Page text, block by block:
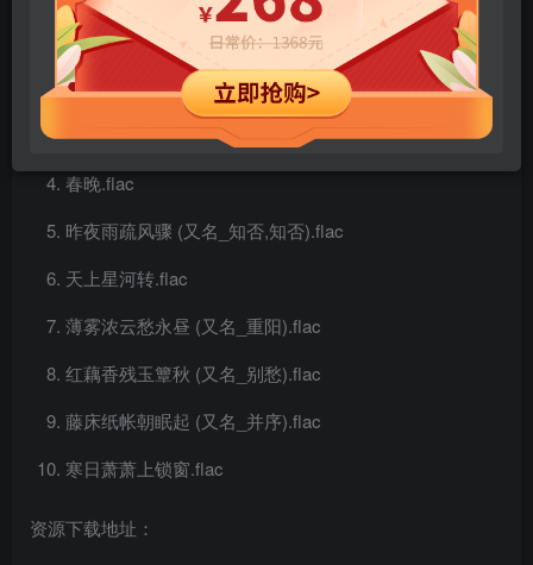
七夕.flac
梅.flac
寻寻觅觅.flac
春晚.flac
昨夜雨疏风骤 (又名_知否,知否).flac
天上星河转.flac
薄雾浓云愁永昼 (又名_重阳).flac
红藕香残玉簟秋 (又名_别愁).flac
藤床纸帐朝眠起 (又名_并序).flac
寒日萧萧上锁窗.flac
资源下载地址：